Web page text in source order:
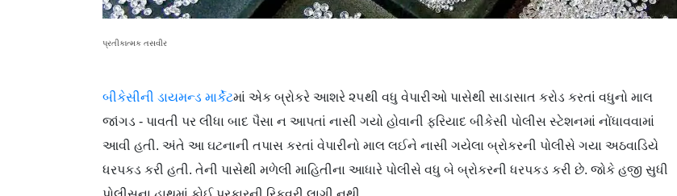
પ્રતીકાત્મક તસવીર
બીકેસીની ડાયમન્ડ માર્કેટમાં એક બ્રોકરે આશરે ૨૫થી વધુ વેપારીઓ પાસેથી સાડાસાત કરોડ કરતાં વધુનો માલ
જાંગડ - પાવતી પર લીધા બાદ પૈસા ન આપતાં નાસી ગયો હોવાની ફરિયાદ બીકેસી પોલીસ સ્ટેશનમાં નોંધાવવામાં
આવી હતી. અંતે આ ઘટનાની તપાસ કરતાં વેપારીનો માલ લઈને નાસી ગયેલા બ્રોકરની પોલીસે ગયા અઠવાડિયે
ધરપકડ કરી હતી. તેની પાસેથી મળેલી માહિતીના આધારે પોલીસે વધુ બે બ્રોકરની ધરપકડ કરી છે. જોકે હજી સુધી